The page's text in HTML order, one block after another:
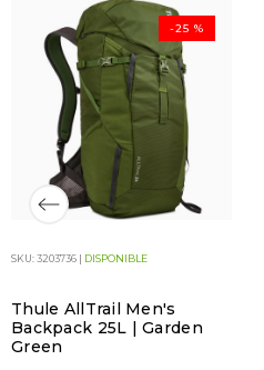
SKU: 3203736 | DISPONIBLE
Thule AllTrail Men's
Backpack 25L | Garden
Green
-25 %